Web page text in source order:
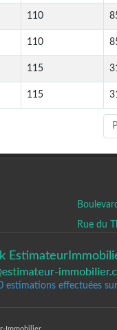
110
110
115
115
Rue du
estimations effectuées